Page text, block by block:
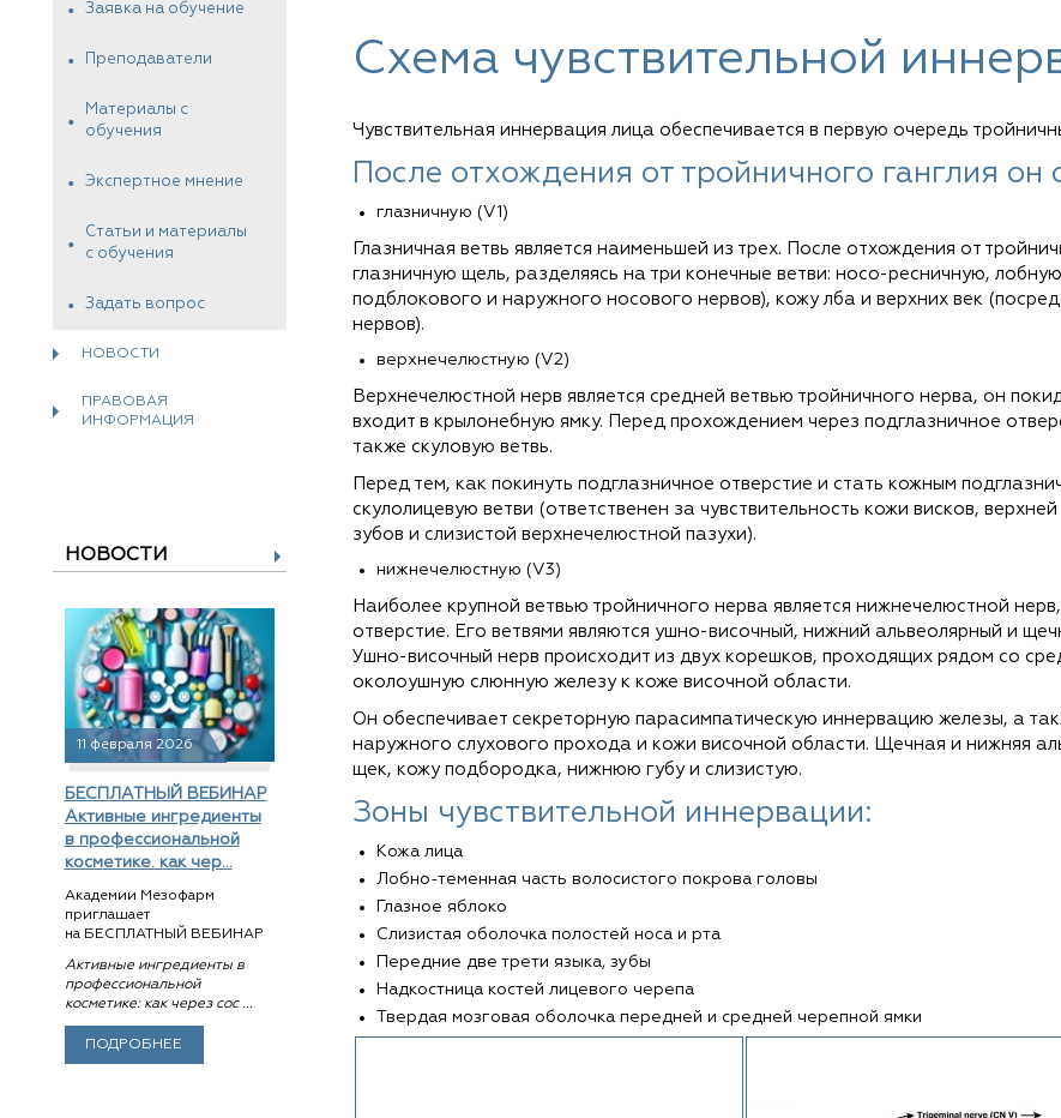
Заявка на обучение
Преподаватели
Материалы с
обучения
Экспертное мнение
Статьи и материалы
с обучения
Задать вопрос
НОВОСТИ
ПРАВОВАЯ
ИНФОРМАЦИЯ
НОВОСТИ
11 февраля 2026
БЕСПЛАТНЫЙ ВЕБИНАР
Активные ингредиенты
в профессиональной
косметике. как чер...
Академии Мезофарм
приглашает
на БЕСПЛАТНЫЙ ВЕБИНАР
Активные ингредиенты в
профессиональной
косметике: как через сос ...
ПОДРОБНЕЕ
Схема чувствительной
Чувствительная иннервация лица обеспечивается в первую очередь
После отхождения от тройничного ганглия он
глазничную (V1)
Глазничная ветвь является наименьшей из трех. После отхождения от
глазничную щель, разделяясь на три конечные ветви: носо-ресничную,
подблокового и наружного носового нервов), кожу лба и верхних век
нервов).
верхнечелюстную (V2)
Верхнечелюстной нерв является средней ветвью тройничного нерва, он
входит в крылонебную ямку. Перед прохождением через подглазничное
также скуловую ветвь.
Перед тем, как покинуть подглазничное отверстие и стать кожным
скулолицевую ветви (ответственен за чувствительность кожи висков,
зубов и слизистой верхнечелюстной пазухи).
нижнечелюстную (V3)
Наиболее крупной ветвью тройничного нерва является нижнечелюстной
отверстие. Его ветвями являются ушно-височный, нижний альвеолярный и
Ушно-височный нерв происходит из двух корешков, проходящих рядом со
околоушную слюнную железу к коже височной области.
Он обеспечивает секреторную парасимпатическую иннервацию железы, а
наружного слухового прохода и кожи височной области. Щечная и нижняя
щек, кожу подбородка, нижнюю губу и слизистую.
Зоны чувствительной иннервации:
Кожа лица
Лобно-теменная часть волосистого покрова головы
Глазное яблоко
Слизистая оболочка полостей носа и рта
Передние две трети языка, зубы
Надкостница костей лицевого черепа
Твердая мозговая оболочка передней и средней черепной ямки